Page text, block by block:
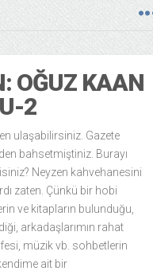
OĞUZ KAAN
2
ulaşabilirsiniz. Gazete
bahsetmiştiniz. Burayı
Neyzen kahvehanesini
zaten. Çünkü bir hobi
ve kitapların bulunduğu,
arkadaşlarımın rahat
müzik vb. sohbetlerin
ait bir